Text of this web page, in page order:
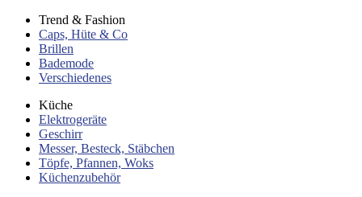
Trend & Fashion
Caps, Hüte & Co
Brillen
Bademode
Verschiedenes
Küche
Elektrogeräte
Geschirr
Messer, Besteck, Stäbchen
Töpfe, Pfannen, Woks
Küchenzubehör